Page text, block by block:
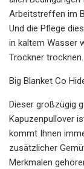
Arbeitstreffen im
Und die Pflege
in kaltem Wasser
Trockner trocknen.
Big Blanket Co
Dieser großzügig
Kapuzenpullover
kommt Ihnen
zusätzlicher
Merkmalen